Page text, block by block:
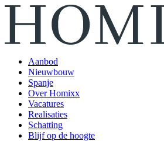
Aanbod
Nieuwbouw
Spanje
Over Homixx
Vacatures
Realisaties
Schatting
Blijf op de hoogte